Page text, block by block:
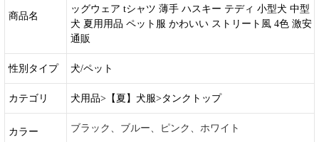
商品名
ッグウェア tシャツ 薄手 ハスキー テディ 小型犬 中型
犬 夏用用品 ペット服 かわいい ストリート風 4色 激安
通販
性別タイプ 犬/ペット
カテゴリ 犬用品>【夏】犬服>タンクトップ
カラー ブラック、ブルー、ピンク、ホワイト